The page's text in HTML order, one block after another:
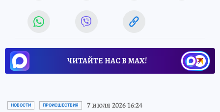
ЧИТАЙТЕ НАС В МАХ!
НОВОСТИ ПРОИСШЕСТВИЯ 7 июля 2026 16:24